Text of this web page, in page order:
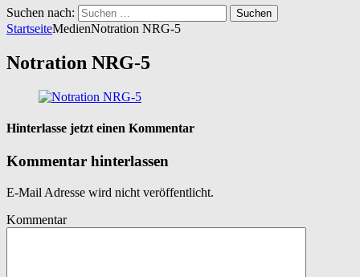
Suchen nach:
StartseiteMedienNotration NRG-5
Notration NRG-5
Hinterlasse jetzt einen Kommentar
Kommentar hinterlassen
E-Mail Adresse wird nicht veröffentlicht.
Kommentar